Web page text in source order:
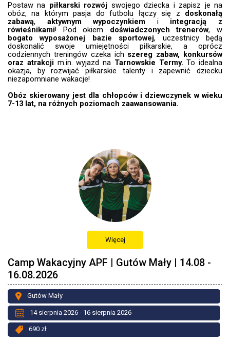
Postaw na piłkarski rozwój swojego dziecka i zapisz je na
obóz, na którym pasja do futbolu łączy się z doskonałą
zabawą, aktywnym wypoczynkiem i integracją z
rówieśnikami! Pod okiem doświadczonych trenerów, w
bogato wyposażonej bazie sportowej, uczestnicy będą
doskonalić swoje umiejętności piłkarskie, a oprócz
codziennych treningów czeka ich szereg zabaw, konkursów
oraz atrakcji m.in. wyjazd na Tarnowskie Termy. To idealna
okazja, by rozwijać piłkarskie talenty i zapewnić dziecku
niezapomniane wakacje!
Obóz skierowany jest dla chłopców i dziewczynek w wieku
7-13 lat, na różnych poziomach zaawansowania.
Więcej
Camp Wakacyjny APF | Gutów Mały | 14.08 -
16.08.2026
Gutów Mały
14 sierpnia 2026 - 16 sierpnia 2026
690 zł